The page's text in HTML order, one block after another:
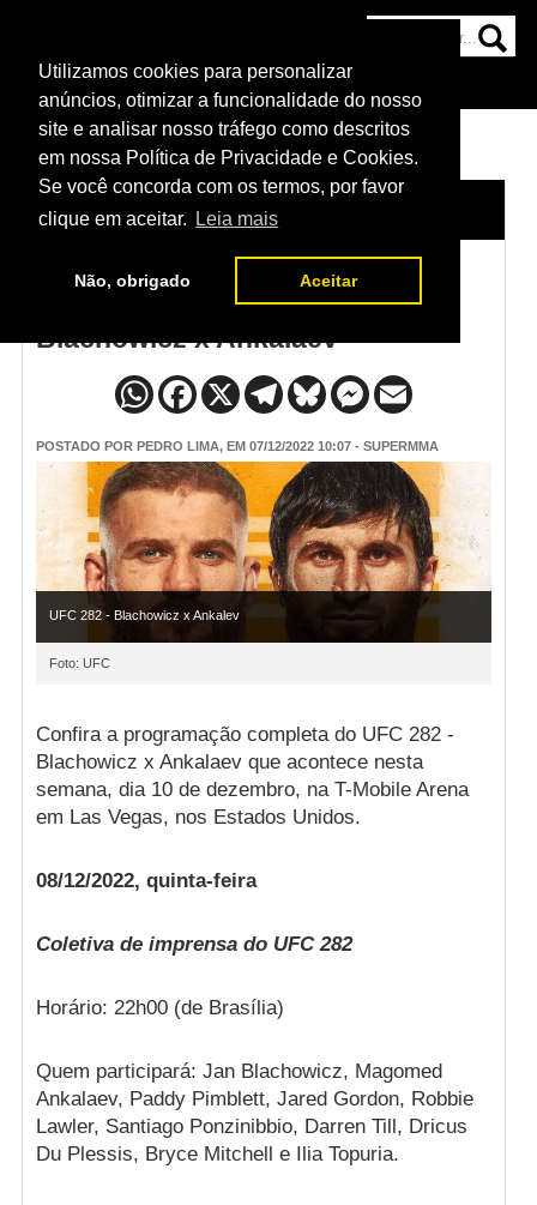
Utilizamos cookies para personalizar
anúncios, otimizar a funcionalidade do nosso
site e analisar nosso tráfego como descritos
em nossa Política de Privacidade e Cookies.
Se você concorda com os termos, por favor
clique em aceitar.
Leia mais
Não, obrigado Aceitar
NOTÍCIAS
HOME NOTÍCIAS
Programação do UFC 282 -
Blachowicz x Ankalaev
POSTADO POR PEDRO LIMA, EM 07/12/2022 10:07 - SUPERMMA
UFC 282 - Blachowicz x Ankalev
Foto: UFC
Confira a programação completa do UFC 282 -
Blachowicz x Ankalaev que acontece nesta
semana, dia 10 de dezembro, na T-Mobile Arena
em Las Vegas, nos Estados Unidos.
08/12/2022, quinta-feira
Coletiva de imprensa do UFC 282
Horário: 22h00 (de Brasília)
Quem participará: Jan Blachowicz, Magomed
Ankalaev, Paddy Pimblett, Jared Gordon, Robbie
Lawler, Santiago Ponzinibbio, Darren Till, Dricus
Du Plessis, Bryce Mitchell e Ilia Topuria.